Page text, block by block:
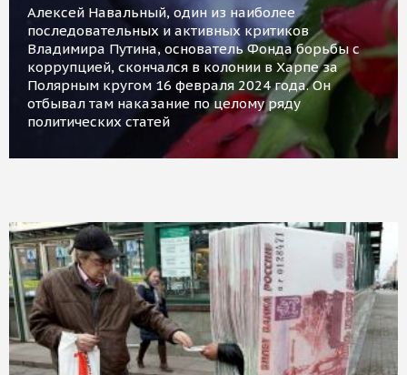
Алексей Навальный, один из наиболее
последовательных и активных критиков
Владимира Путина, основатель Фонда борьбы с
коррупцией, скончался в колонии в Харпе за
Полярным кругом 16 февраля 2024 года. Он
отбывал там наказание по целому ряду
политических статей